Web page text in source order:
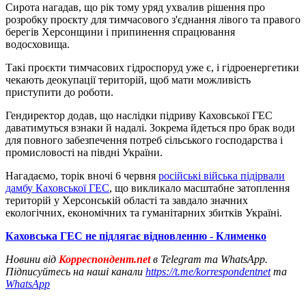
Сирота нагадав, що рік тому уряд ухвалив рішення про
розробку проєкту для тимчасового з'єднання лівого та правого
берегів Херсонщини і припинення спрацювання
водосховища.
Такі проєкти тимчасових гідроспоруд уже є, і гідроенергетики
чекають деокупації територій, щоб мати можливість
приступити до роботи.
Гендиректор додав, що наслідки підриву Каховської ГЕС
даватимуться взнаки й надалі. Зокрема йдеться про брак води
для повного забезпечення потреб сільського господарства і
промисловості на півдні України.
Нагадаємо, торік вночі 6 червня російські війська підірвали
дамбу Каховської ГЕС, що викликало масштабне затоплення
територій у Херсонській області та завдало значних
екологічних, економічних та гуманітарних збитків Україні.
Каховська ГЕС не підлягає відновленню - Клименко
Новини від Корреспондент.netв Telegram та WhatsApp.
Підписуйтесь на наші канали https://t.me/korrespondentnetта
WhatsApp